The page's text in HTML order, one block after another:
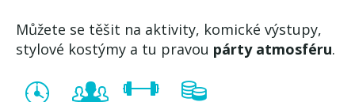
Můžete se těšit na aktivity, komické výstupy,
stylové kostýmy a tu pravou párty atmosféru.